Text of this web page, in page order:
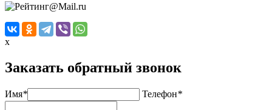
x
Заказать обратный звонок
Имя* Телефон*